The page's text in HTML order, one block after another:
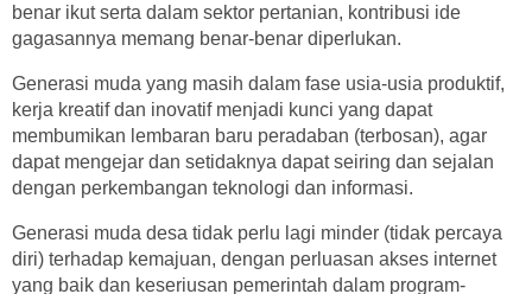
benar ikut serta dalam sektor pertanian, kontribusi ide
gagasannya memang benar-benar diperlukan.
Generasi muda yang masih dalam fase usia-usia produktif,
kerja kreatif dan inovatif menjadi kunci yang dapat
membumikan lembaran baru peradaban (terbosan), agar
dapat mengejar dan setidaknya dapat seiring dan sejalan
dengan perkembangan teknologi dan informasi.
Generasi muda desa tidak perlu lagi minder (tidak percaya
diri) terhadap kemajuan, dengan perluasan akses internet
yang baik dan keseriusan pemerintah dalam program-